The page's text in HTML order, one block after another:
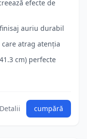
efecte de
auriu durabil
atrag atenția
cm) perfecte
Detalii cumpără